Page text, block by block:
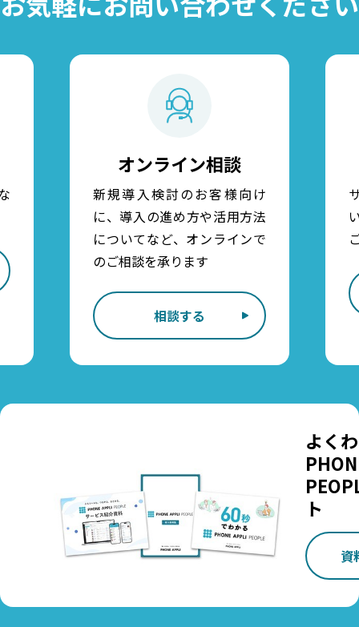
オンライン相談
新規導入検討のお客様向け
に、導入の進め方や活用方法
についてなど、オンラインで
のご相談を承ります
相談する
よく
ト
資